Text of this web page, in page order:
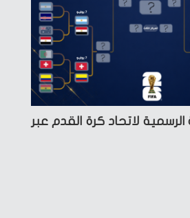
لاتحاد كرة القدم عبر